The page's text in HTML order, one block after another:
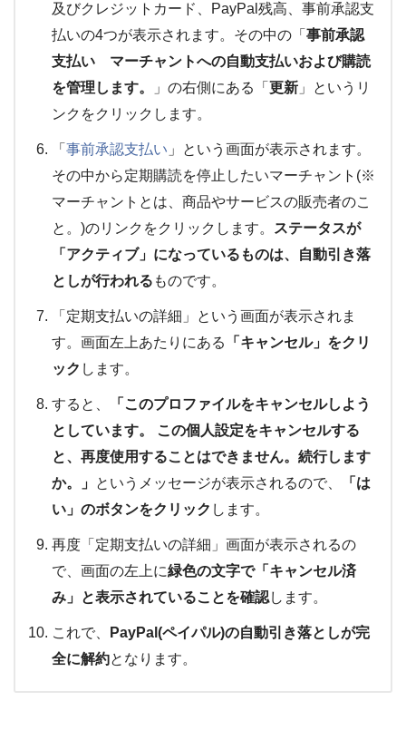
及びクレジットカード、PayPal残高、事前承認支
払いの4つが表示されます。その中の「 事前承認
支払い マーチャントへの自動支払いおよび購読
を管理します。
」の右側にある「 更新 」というリ
ンクをクリックします。
「 事前承認支払い 」という画面が表示されます。
その中から定期購読を停止したいマーチャント(※
マーチャントとは、商品やサービスの販売者のこ
と。)のリンクをクリックします。 ステータスが
「アクティブ」になっているものは、自動引き落
としが行われる ものです。
「定期支払いの詳細」という画面が表示されま
す。画面左上あたりにある
「キャンセル」をクリ
ック します。
すると、
「このプロファイルをキャンセルしよう
としています。 この個人設定をキャンセルする
と、再度使用することはできません。続行します
か。」 というメッセージが表示されるので、
「は
い」のボタンをクリック します。
再度「定期支払いの詳細」画面が表示されるの
で、画面の左上に緑色の文字で「キャンセル済
み」と表示されていることを確認します。
これで、
PayPal(ペイパル)の自動引き落としが完
全に解約となります。